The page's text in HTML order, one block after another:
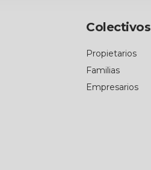
Colectivos
Propietarios
Familias
Empresarios